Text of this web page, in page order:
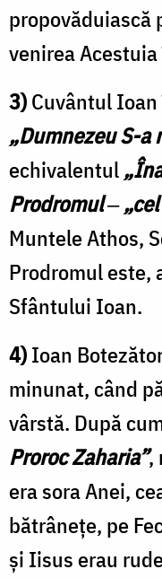
propovăduiască
venirea
3)Cuvântul
„Dumnezeu S-a
echivalentul
Prodromul‒
Muntele Athos,
Prodromul este,
Sfântului Ioan.
4)Ioan
minunat, când
vârstă. După
Proroc Zaharia”,
era sora Anei,
bătrânețe, pe
și Iisus erau